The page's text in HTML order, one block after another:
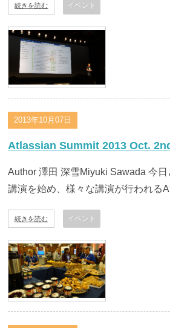
続きを読む イベント
2013年10月07日
Atlassian Summit 2013 Oct.
Author 澤田 深雪Miyuki Sawada 今
講演を始め、様々な講演が行われる
続きを読む イベント